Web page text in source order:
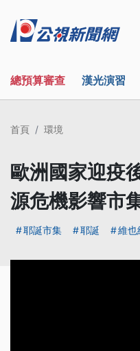
總預算審查 漢光演習
首頁 環境
歐洲國家迎疫
源危機影響市
耶誕市集 耶誕 維也